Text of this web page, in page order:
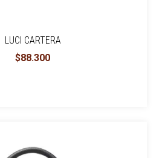
LUCI CARTERA
$88.300